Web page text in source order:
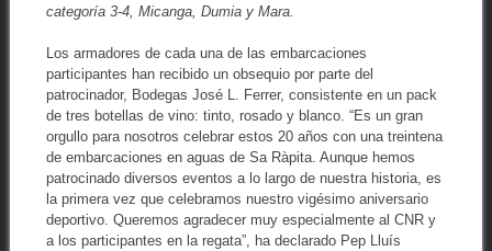
categoría 3-4, Micanga, Dumia y Mara.
Los armadores de cada una de las embarcaciones
participantes han recibido un obsequio por parte del
patrocinador, Bodegas José L. Ferrer, consistente en un pack
de tres botellas de vino: tinto, rosado y blanco. “Es un gran
orgullo para nosotros celebrar estos 20 años con una treintena
de embarcaciones en aguas de Sa Ràpita. Aunque hemos
patrocinado diversos eventos a lo largo de nuestra historia, es
la primera vez que celebramos nuestro vigésimo aniversario
deportivo. Queremos agradecer muy especialmente al CNR y
a los participantes en la regata”, ha declarado Pep Lluís